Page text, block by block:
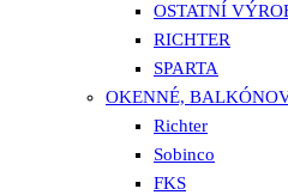
OSTATNÍ
RICHTER
SPARTA
OKENNÉ,
Richter
Sobinco
FKS